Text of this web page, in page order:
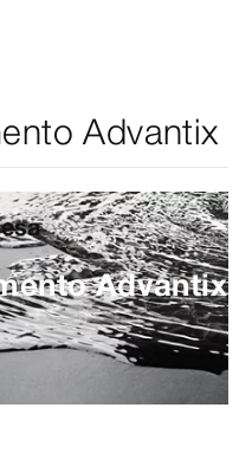
Advantix
Advantix